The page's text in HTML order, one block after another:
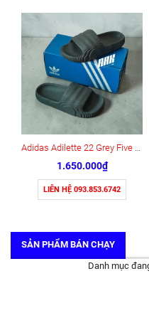
Adidas Adilette 22 Grey Five Core Black (HP6522)
1.650.000₫
LIÊN HỆ 093.853.6742
SẢN PHẨM BÁN CHẠY
Danh mục